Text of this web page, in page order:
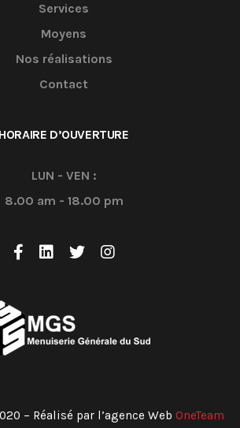
Services
Moyens
Nos réalisations
Contact
HORAIRE D’OUVERTURE
LUN - VEN :
8.00 am - 18.00 pm
– Réalisé par l’agence Web OneTeam